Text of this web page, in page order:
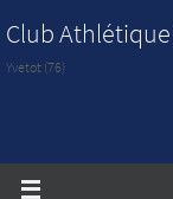
vers
le
Club
Yvetot (76)